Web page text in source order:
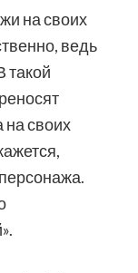
на своих
ведь
такой
на своих